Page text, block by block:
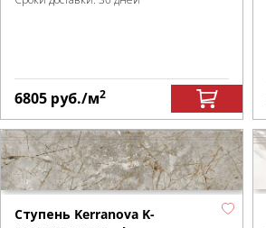
6805 руб./м2
Ступень Kerranova K-